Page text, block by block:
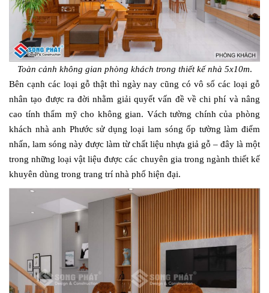
Toàn cảnh không gian phòng khách trong thiết kế nhà 5x10m.
Bên cạnh các loại gỗ thật thì ngày nay cũng có vô số các loại gỗ
nhân tạo được ra đời nhằm giải quyết vấn đề về chi phí và nâng
cao tính thẩm mỹ cho không gian. Vách tường chính của phòng
khách nhà anh Phước sử dụng loại lam sóng ốp tường làm điểm
nhấn, lam sóng này được làm từ chất liệu nhựa giả gỗ – đây là một
trong những loại vật liệu được các chuyên gia trong ngành thiết kế
khuyên dùng trong trang trí nhà phố hiện đại.